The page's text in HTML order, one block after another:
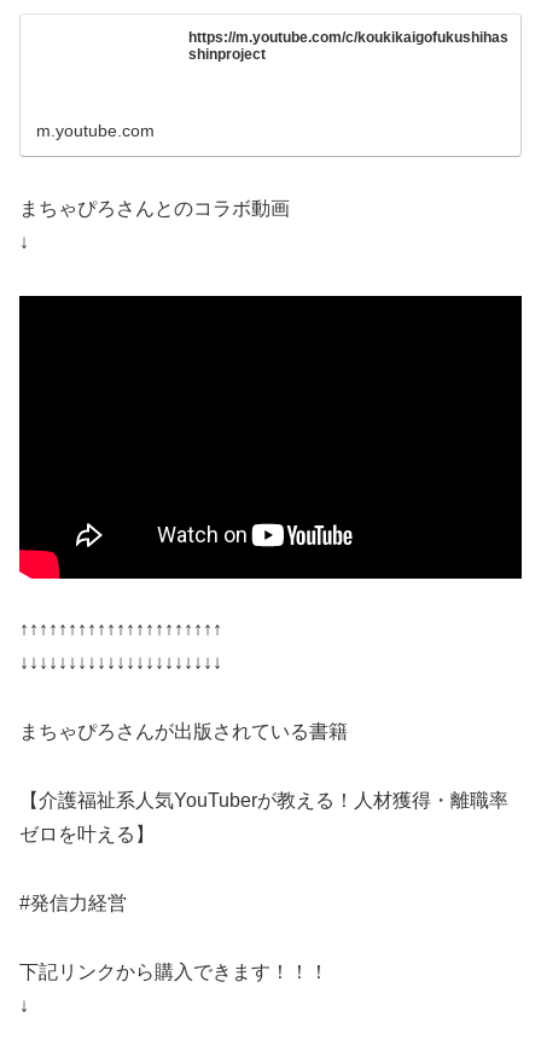
https://m.youtube.com/c/koukikaigofukushihas
shinproject
m.youtube.com
まちゃぴろさんとのコラボ動画
↓
↑↑↑↑↑↑↑↑↑↑↑↑↑↑↑↑↑↑↑↑↑
↓↓↓↓↓↓↓↓↓↓↓↓↓↓↓↓↓↓↓↓↓
まちゃぴろさんが出版されている書籍
【介護福祉系人気YouTuberが教える！人材獲得・離職率
ゼロを叶える】
#発信力経営
下記リンクから購入できます！！！
↓